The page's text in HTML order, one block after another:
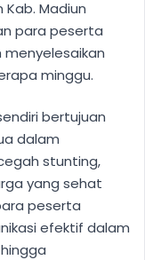
Madiun
para peserta
minggu.
bertujuan
dalam
stunting,
yang sehat
peserta
efektif dalam